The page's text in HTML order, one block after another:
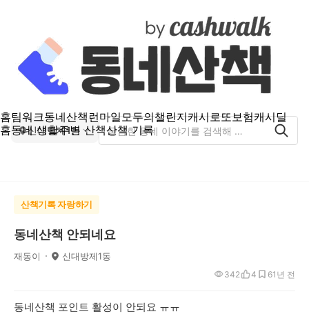
홈팀워크동네산책 런마일모두의챌린지캐시로또보험캐시딜
홈동네 생활주변 산책산책 기록
신대방제1동
산책기록 자랑하기
동네산책 안되네요
재동이 신대방제1동
1년 전
342 4 6
동네산책 포인트 활성이 안되요 ㅠㅠ